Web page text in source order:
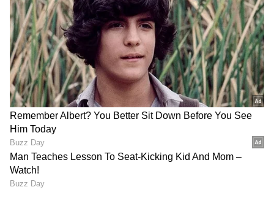
ಶಕ್ತಿಯಿಂದಾಗಿಯೇ ನಾನು ನಾಡಿನ ಜನತೆಯ ಸೇವೆಯನ್ನು
ಇಷ್ಟು ದೀರ್ಘಕಾಲ ಮಾಡಲು ಸಾಧ್ಯವಾಗಿದೆ.
* ನನ್ನನ್ನು ನಾಯಕನನ್ನಾಗಿ ಸ್ವೀಕರಿಸಿ ಬೆಂಬಲ ನೀಡಿದ ನನ್ನ
ಎಲ್ಲ ಶಾಸಕ ಮಿತ್ರರಿಗೆ, ಸರ್ಕಾರದ ಯಂತ್ರವನ್ನು ಸುಗಮವಾಗಿ
ನಡೆಸಿಕೊಂಡು ಹೋಗಲು ಸಹಕಾರ ನೀಡಿದ ಅಧಿಕಾರಿವರ್ಗಕ್ಕೆ
ನಾನು ವಿಶೇಷವಾಗಿ ಕೃತಜ್ಞತೆಗಳನ್ನು ಸಲ್ಲಿಸುತ್ತೇನೆ.
* ರಾಜಕಾರಣಿಗಳಿಗೆ ನಿವೃತ್ತಿ ಇಲ್ಲ, ನಾನು ಚುನಾವಣಾ
ರಾಜಕಾರಣದಿಂದ ದೂರ ಸರಿಯಬಹುದು, ಆದರೆ ರಾಜಕೀಯ